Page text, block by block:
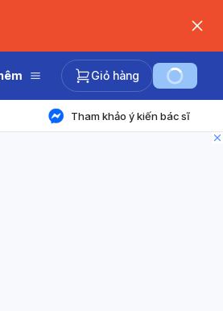
Giỏ hàng
Tham khảo ý kiến bác sĩ